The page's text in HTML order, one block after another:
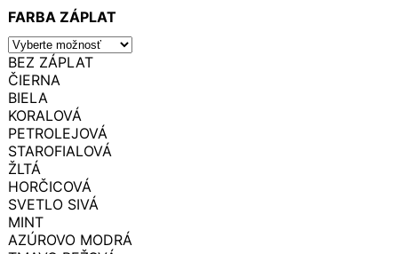
FARBA ZÁPLAT
BEZ ZÁPLAT
ČIERNA
BIELA
KORALOVÁ
PETROLEJOVÁ
STAROFIALOVÁ
ŽLTÁ
HORČICOVÁ
SVETLO SIVÁ
MINT
AZÚROVO MODRÁ